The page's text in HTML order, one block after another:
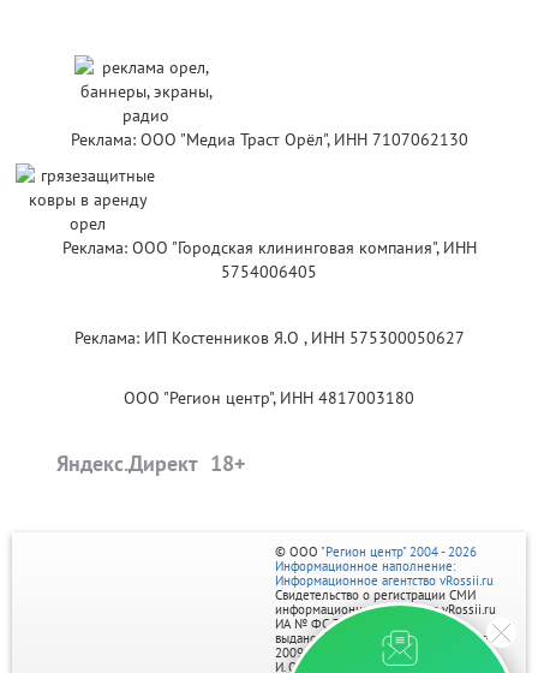
Реклама: ООО "Медиа Траст Орёл", ИНН 7107062130
Реклама: ООО "Городская клининговая компания", ИНН
5754006405
Реклама: ИП Костенников Я.О , ИНН 575300050627
ООО "Регион центр", ИНН 4817003180
Яндекс.Директ
© ООО "Регион центр" 2004 - 2026
Информационное наполнение:
Информационное агентство vRossii.ru
Свидетельство о регистрации СМИ
информационного агентства vRossii.ru
ИА № ФС 77‑35502
выдано РОСКОМНАДЗОРом 04 марта
2009г.
И. О. Главного редактора Нарыков А. Н.